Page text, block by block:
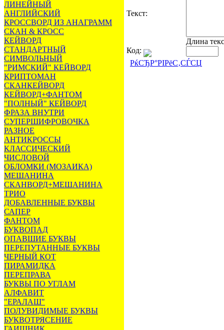
ЛИНЕЙНЫЙ
АНГЛИЙСКИЙ
КРОССВОРД ИЗ АНАГРАММ
СКАН & КРОСС
КЕЙВОРД
СТАНДАРТНЫЙ
СИМВОЛЬНЫЙ
"РИМСКИЙ" КЕЙВОРД
КРИПТОМАН
СКАНКЕЙВОРД
КЕЙВОРД+ФАНТОМ
"ПОЛНЫЙ" КЕЙВОРД
ФРАЗА ВНУТРИ
СУПЕРШИФРОВОЧКА
РАЗНОЕ
АНТИКРОССЫ
КЛАССИЧЕСКИЙ
ЧИСЛОВОЙ
ОБЛОМКИ (МОЗАИКА)
МЕШАНИНА
СКАНВОРД+МЕШАНИНА
ТРИО
ДОБАВЛЕННЫЕ БУКВЫ
САПЕР
ФАНТОМ
БУКВОПАД
ОПАВШИЕ БУКВЫ
ПЕРЕПУТАННЫЕ БУКВЫ
ЧЕРНЫЙ КОТ
ПИРАМИДКА
ПЕРЕПРАВА
БУКВЫ ПО УГЛАМ
АЛФАВИТ
"ЕРАЛАШ"
ПОЛУВИДИМЫЕ БУКВЫ
БУКВОТРЯСЕНИЕ
Текст:
Длина
Код:
РќСЂР°РІРёС‚СЃСЏ